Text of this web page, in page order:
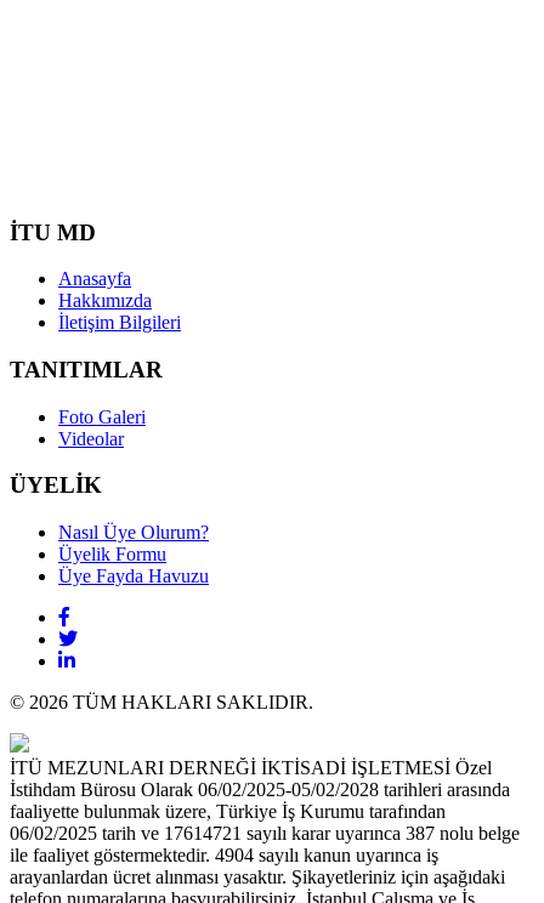
İTU MD
Anasayfa
Hakkımızda
İletişim Bilgileri
TANITIMLAR
Foto Galeri
Videolar
ÜYELİK
Nasıl Üye Olurum?
Üyelik Formu
Üye Fayda Havuzu
© 2026 TÜM HAKLARI SAKLIDIR.
İTÜ MEZUNLARI DERNEĞİ İKTİSADİ İŞLETMESİ Özel
İstihdam Bürosu Olarak 06/02/2025-05/02/2028 tarihleri arasında
faaliyette bulunmak üzere, Türkiye İş Kurumu tarafından
06/02/2025 tarih ve 17614721 sayılı karar uyarınca 387 nolu belge
ile faaliyet göstermektedir. 4904 sayılı kanun uyarınca iş
arayanlardan ücret alınması yasaktır. Şikayetleriniz için aşağıdaki
telefon numaralarına başvurabilirsiniz. İstanbul Çalışma ve İş